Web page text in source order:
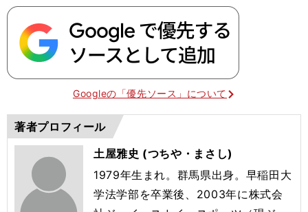
Googleの「優先ソース」について
著者プロフィール
土屋雅史 (つちや・まさし)
1979年生まれ。群馬県出身。早稲田大
学法学部を卒業後、2003年に株式会